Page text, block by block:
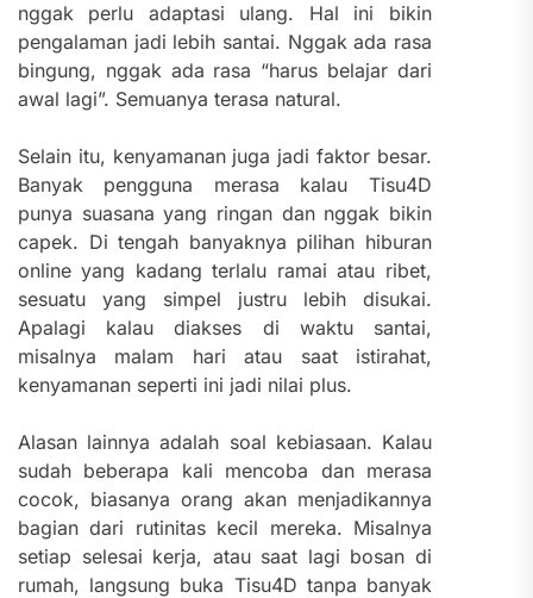
nggak perlu adaptasi ulang. Hal ini bikin
pengalaman jadi lebih santai. Nggak ada rasa
bingung, nggak ada rasa “harus belajar dari
awal lagi”. Semuanya terasa natural.
Selain itu, kenyamanan juga jadi faktor besar.
Banyak pengguna merasa kalau Tisu4D
punya suasana yang ringan dan nggak bikin
capek. Di tengah banyaknya pilihan hiburan
online yang kadang terlalu ramai atau ribet,
sesuatu yang simpel justru lebih disukai.
Apalagi kalau diakses di waktu santai,
misalnya malam hari atau saat istirahat,
kenyamanan seperti ini jadi nilai plus.
Alasan lainnya adalah soal kebiasaan. Kalau
sudah beberapa kali mencoba dan merasa
cocok, biasanya orang akan menjadikannya
bagian dari rutinitas kecil mereka. Misalnya
setiap selesai kerja, atau saat lagi bosan di
rumah, langsung buka Tisu4D tanpa banyak